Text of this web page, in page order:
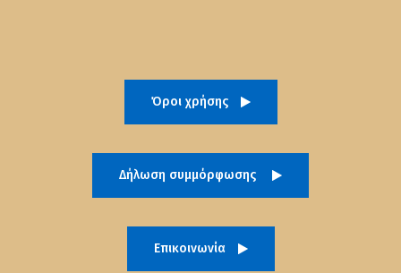
Όροι χρήσης
Δήλωση συμμόρφωσης
Επικοινωνία